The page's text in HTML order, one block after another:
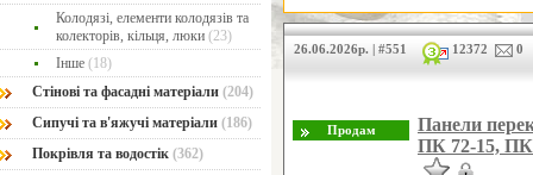
Колодязі, елементи колодязів та
колекторів, кільця, люки (23)
Інше (18)
Стінові та фасадні матеріали (204)
Сипучі та в'яжучі матеріали (186)
Покрівля та водостік (362)
26.06.2026р. | #551 12372 0
Панели
ПК 72-15, ПК